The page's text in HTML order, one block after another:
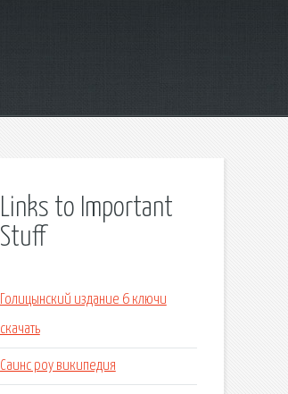
Links to Important
Stuff
Голицынский издание 6 ключи
скачать
Саинс роу википедия